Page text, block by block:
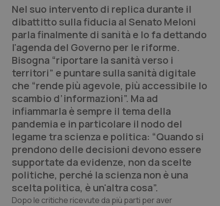
Basilicata
Calabria
Campania
Emilia-Romagna
Friuli Venezia Giulia
Lazio
Liguria
Lombardia
Artrite & artrosi
Asma & BPCO
Car-T
Colesterolo & coronaropatie
Dermatite Atopica
Diabete & glucometri
Disturbi dell’umore
Dolore
QS Club Newsletter
Nel suo intervento di replica durante il
dibattitto sulla fiducia al Senato Meloni
parla finalmente di sanità e lo fa dettando
l'agenda del Governo per le riforme.
Bisogna “riportare la sanità verso i
territori” e puntare sulla sanità digitale
che “rende più agevole, più accessibile lo
scambio d’informazioni”. Ma ad
infiammarla è sempre il tema della
pandemia e in particolare il nodo del
legame tra scienza e politica: “Quando si
prendono delle decisioni devono essere
supportate da evidenze, non da scelte
politiche, perché la scienza non è una
scelta politica, è un'altra cosa”.
Dopo le critiche ricevute da più parti per aver